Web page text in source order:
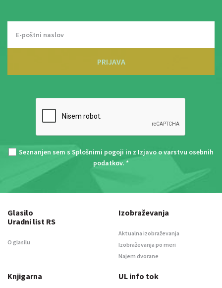
PRIJAVA
Seznanjen sem s Splošnimi pogoji in z Izjavo o varstvu osebnih
podatkov. *
Glasilo
Uradni list RS
O glasilu
Izobraževanja
Aktualna izobraževanja
Izobraževanja po meri
Najem dvorane
Knjigarna UL info tok